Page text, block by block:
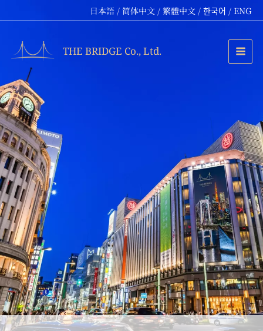
至
日本語 / 简体中文 / 繁體中文 / 한국어 / ENG
THE BRIDGE Co., Ltd.